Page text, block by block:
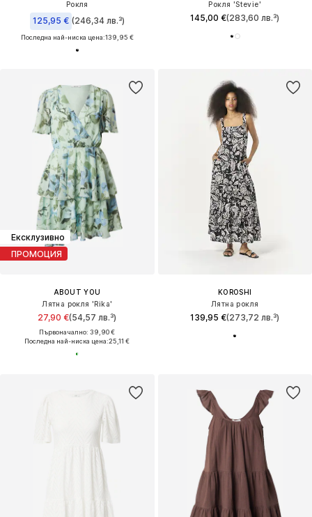
Рокля
125,95 € (246,34 лв.³)
Последна най-ниска цена:139,95 €
Рокля 'Stevie'
145,00 €(283,60 лв.³)
Ексклузивно
ПРОМОЦИЯ
ABOUT YOU
Лятна рокля 'Rika'
27,90 €(54,57 лв.³)
Първоначално: 39,90 €
Последна най-ниска цена:25,11 €
KOROSHI
Лятна рокля
139,95 €(273,72 лв.³)